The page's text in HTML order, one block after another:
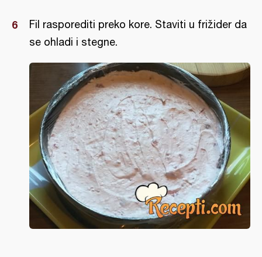
Fil rasporediti preko kore. Staviti u frižider da
se ohladi i stegne.